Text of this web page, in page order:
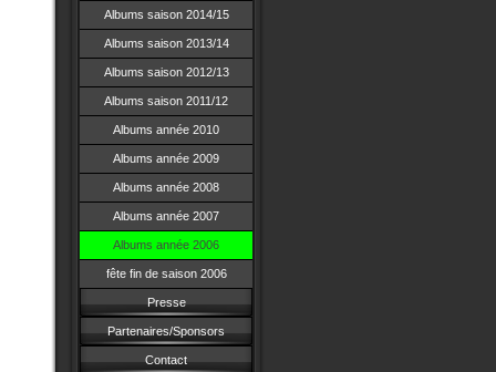
Albums saison 2014/15
Albums saison 2013/14
Albums saison 2012/13
Albums saison 2011/12
Albums année 2010
Albums année 2009
Albums année 2008
Albums année 2007
Albums année 2006
fête fin de saison 2006
Presse
Partenaires/Sponsors
Contact